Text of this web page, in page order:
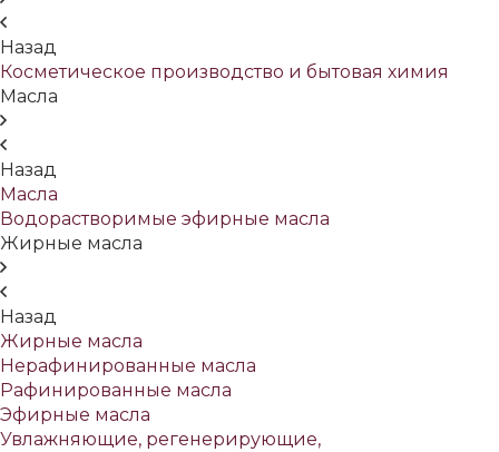
Назад
Косметическое производство и бытовая химия
Масла
Назад
Масла
Водорастворимые эфирные масла
Жирные масла
Назад
Жирные масла
Нерафинированные масла
Рафинированные масла
Эфирные масла
Увлажняющие, регенерирующие,